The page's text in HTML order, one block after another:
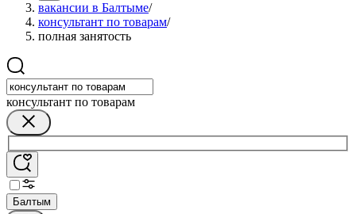
вакансии в Балтыме/
консультант по товарам/
полная занятость
консультант по товарам
Балтым